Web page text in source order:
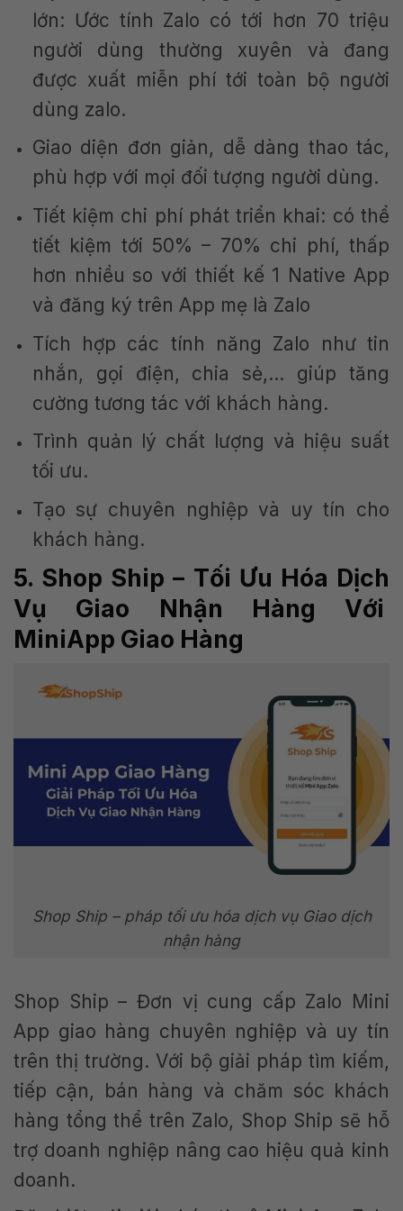
lớn: Ước tính Zalo có tới hơn 70 triệu
người dùng thường xuyên và đang
được xuất miễn phí tới toàn bộ người
dùng zalo.
Giao diện đơn giản, dễ dàng thao tác,
phù hợp với mọi đối tượng người dùng.
Tiết kiệm chi phí phát triển khai: có thể
tiết kiệm tới 50% – 70% chi phí, thấp
hơn nhiều so với thiết kế 1 Native App
và đăng ký trên App mẹ là Zalo
Tích hợp các tính năng Zalo như tin
nhắn, gọi điện, chia sẻ,… giúp tăng
cường tương tác với khách hàng.
Trình quản lý chất lượng và hiệu suất
tối ưu.
Tạo sự chuyên nghiệp và uy tín cho
khách hàng.
5. Shop Ship – Tối Ưu Hóa Dịch
Vụ Giao Nhận Hàng Với
MiniApp Giao Hàng
Shop Ship – pháp tối ưu hóa dịch vụ Giao dịch
nhận hàng
Shop Ship – Đơn vị cung cấp Zalo Mini
App giao hàng chuyên nghiệp và uy tín
trên thị trường. Với bộ giải pháp tìm kiếm,
tiếp cận, bán hàng và chăm sóc khách
hàng tổng thể trên Zalo, Shop Ship sẽ hỗ
trợ doanh nghiệp nâng cao hiệu quả kinh
doanh.